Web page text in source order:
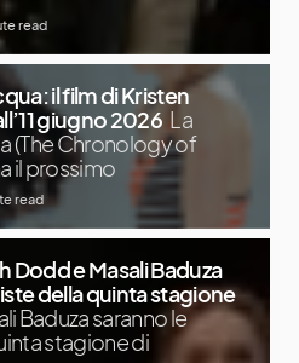
read
il film di Kristen
giugno 2026 La
(The Chronology of
il prossimo
read
Dodd e Masali Baduza
della quinta stagione
Baduza saranno le
stagione di